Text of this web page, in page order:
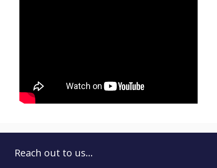
Reach out to us...